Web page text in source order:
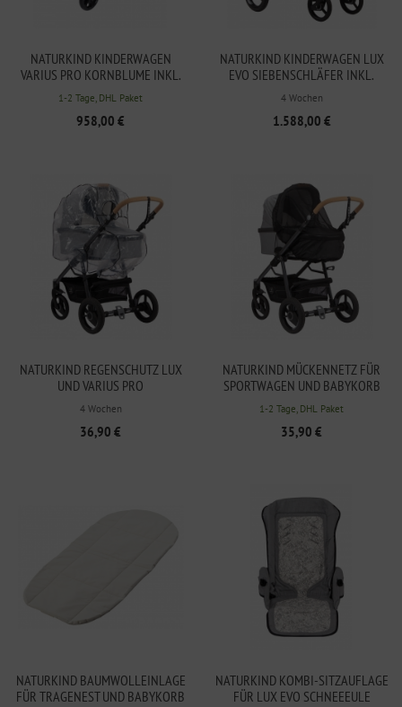
NATURKIND KINDERWAGEN
VARIUS PRO KORNBLUME INKL.
TRAGENEST
1-2 Tage, DHL Paket
958,00 €
NATURKIND KINDERWAGEN LUX
EVO SIEBENSCHLÄFER INKL.
BABYKORB
4 Wochen
1.588,00 €
NATURKIND REGENSCHUTZ LUX
UND VARIUS PRO
4 Wochen
36,90 €
NATURKIND MÜCKENNETZ FÜR
SPORTWAGEN UND BABYKORB
1-2 Tage, DHL Paket
35,90 €
NATURKIND BAUMWOLLEINLAGE
FÜR TRAGENEST UND BABYKORB
NATURKIND KOMBI-SITZAUFLAGE
FÜR LUX EVO SCHNEEEULE